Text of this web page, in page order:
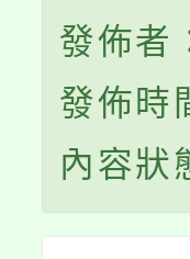
發佈者
發佈時
內容狀